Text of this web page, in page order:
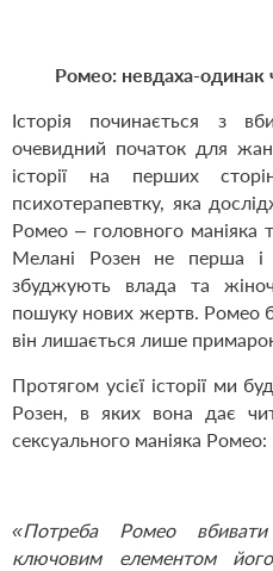
Ромео: невдаха-одинак
Історія починається з
очевидний початок для
історії на перших
психотерапевтку, яка
Ромео – головного маніяка
Мелані Розен не перша
збуджують влада та
пошуку нових жертв. Ромео
він лишається лише
Протягом усієї історії ми
Розен, в яких вона дає
сексуального маніяка Ромео:
«Потреба Ромео
ключовим елементом